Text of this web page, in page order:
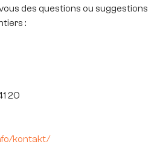
des questions ou suggestions
:
20
kontakt/